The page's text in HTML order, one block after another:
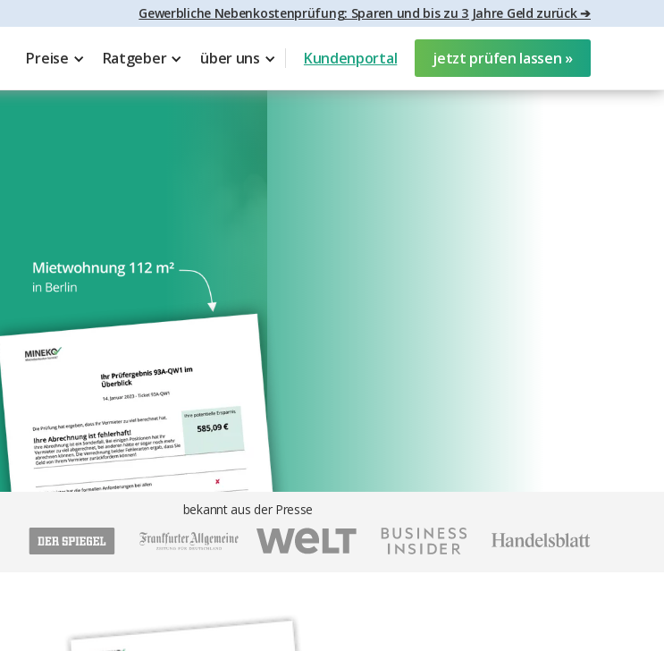
Gewerbliche Nebenkostenprüfung: Sparen und bis zu 3 Jahre Geld zurück ➔
Preise Ratgeber über uns Kundenportal jetzt prüfen lassen »
bekannt aus der Presse